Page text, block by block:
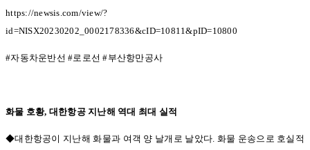
https://newsis.com/view/?
id=NISX20230202_0002178336&cID=10811&pID=10800
#자동차운반선#로로선#부산항만공사
화물 호황, 대한항공 지난해 역대 최대 실적
◆대한항공이 지난해 화물과 여객 양 날개로 날았다. 화물 운송으로 호실적